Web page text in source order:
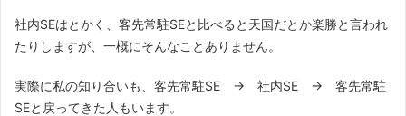
社内SEはとかく、客先常駐SEと比べると天国だとか楽勝と言われ
たりしますが、一概にそんなことありません。
実際に私の知り合いも、客先常駐SE → 社内SE → 客先常駐
SEと戻ってきた人もいます。